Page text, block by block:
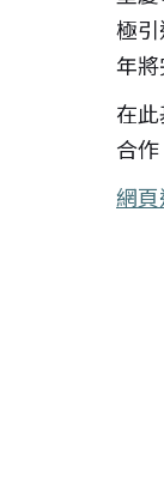
極
年
在
合
網